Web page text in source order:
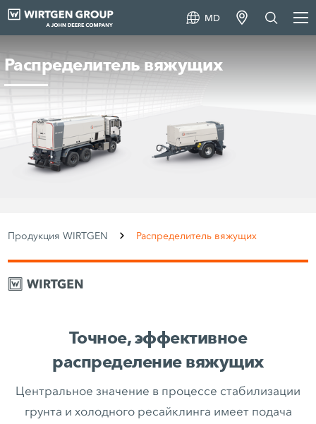
MD
Распределитель вяжущих
Продукция WIRTGEN Распределитель вяжущих
Точное, эффективное
распределение вяжущих
Центральное значение в процессе стабилизации
грунта и холодного ресайклинга имеет подача